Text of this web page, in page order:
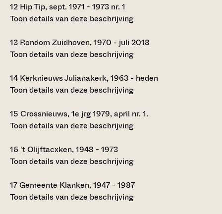
12 Hip Tip, sept. 1971 - 1973 nr. 1
Toon details van deze beschrijving
13 Rondom Zuidhoven, 1970 - juli 2018
Toon details van deze beschrijving
14 Kerknieuws Julianakerk, 1963 - heden
Toon details van deze beschrijving
15 Crossnieuws, 1e jrg 1979, april nr. 1.
Toon details van deze beschrijving
16 't Olijftacxken, 1948 - 1973
Toon details van deze beschrijving
17Gemeente Klanken, 1947 - 1987
Toon details van deze beschrijving